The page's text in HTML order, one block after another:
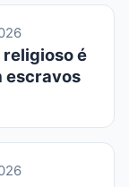
é
escravos